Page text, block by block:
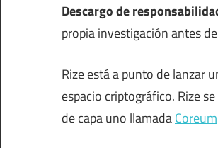
Descargo de
propia investigación antes
Rize está a punto de lanzar
espacio criptográfico. Rize
de capa uno llamadaCoreum